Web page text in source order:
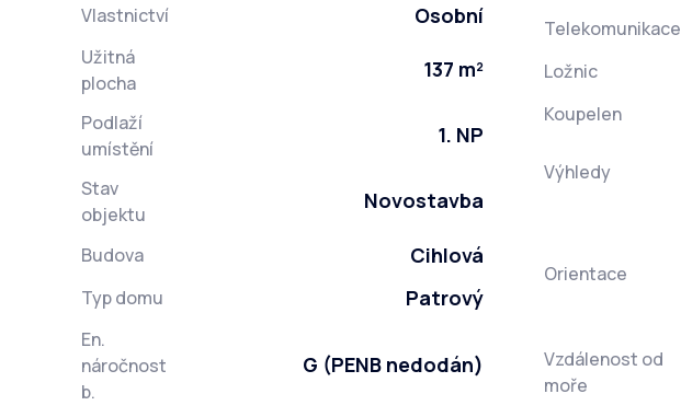
Vlastnictví Osobní
Užitná
plocha
137 m²
Podlaží
umístění
1. NP
Stav
objektu
Novostavba
Budova Cihlová
Typ domu Patrový
En.
náročnost
b.
G (PENB nedodán)
Telekomunikace
Ložnic
Koupelen
Výhledy
Orientace
Vzdálenost od
moře